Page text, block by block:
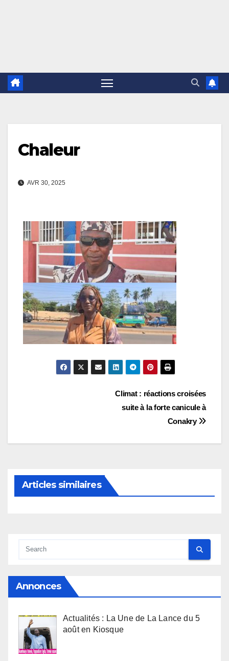
Chaleur
AVR 30, 2025
l’article
Climat : réactions croisées
suite à la forte canicule à
Conakry
Articles similaires
Annonces
Actualités : La Une de La Lance du 5
août en Kiosque